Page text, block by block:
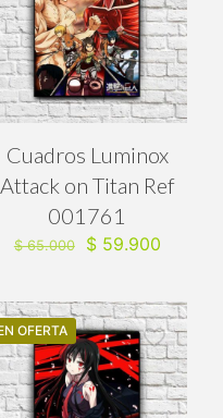
Cuadros Luminox
Attack on Titan Ref
001761
$65.000
El
era:
$ 65.000.
$59.900El
es:
$
OFERTA